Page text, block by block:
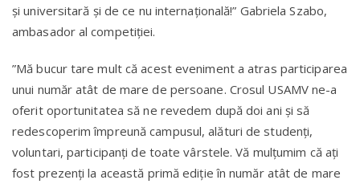
și universitară și de ce nu internațională!” Gabriela Szabo,
ambasador al competiției.
”Mă bucur tare mult că acest eveniment a atras participarea
unui număr atât de mare de persoane. Crosul USAMV ne-a
oferit oportunitatea să ne revedem după doi ani și să
redescoperim împreună campusul, alături de studenți,
voluntari, participanți de toate vârstele. Vă mulțumim că ați
fost prezenți la această primă ediție în număr atât de mare